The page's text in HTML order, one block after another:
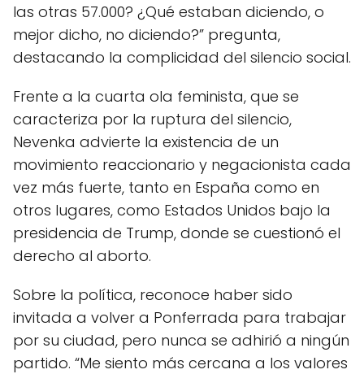
las otras 57.000? ¿Qué estaban diciendo, o
mejor dicho, no diciendo?” pregunta,
destacando la complicidad del silencio social.
Frente a la cuarta ola feminista, que se
caracteriza por la ruptura del silencio,
Nevenka advierte la existencia de un
movimiento reaccionario y negacionista cada
vez más fuerte, tanto en España como en
otros lugares, como Estados Unidos bajo la
presidencia de Trump, donde se cuestionó el
derecho al aborto.
Sobre la política, reconoce haber sido
invitada a volver a Ponferrada para trabajar
por su ciudad, pero nunca se adhirió a ningún
partido. “Me siento más cercana a los valores